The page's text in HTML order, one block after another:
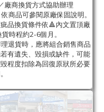
廠商換貨方式協助辦理
商品可參閱原廠保固說明。
品換貨條件依🔺內文置頂廠
時程約2-6個月。
退貨時，應將組合銷售商品
有遺失、毀損或缺件，可能
程度扣除為回復原狀所必要